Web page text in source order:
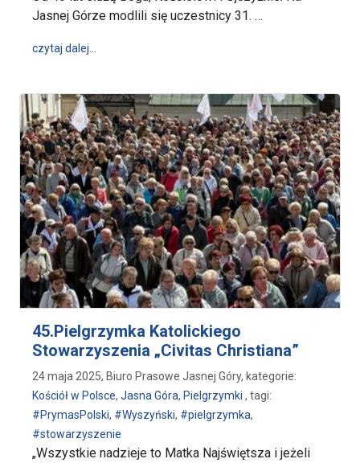
Jasnej Górze modlili się uczestnicy 31. …
czytaj dalej…
45.Pielgrzymka Katolickiego
Stowarzyszenia „Civitas Christiana”
24 maja 2025, Biuro Prasowe Jasnej Góry, kategorie:
Kościół w Polsce, Jasna Góra, Pielgrzymki , tagi:
#PrymasPolski, #Wyszyński, #pielgrzymka,
#stowarzyszenie
„Wszystkie nadzieje to Matka Najświętsza i jeżeli